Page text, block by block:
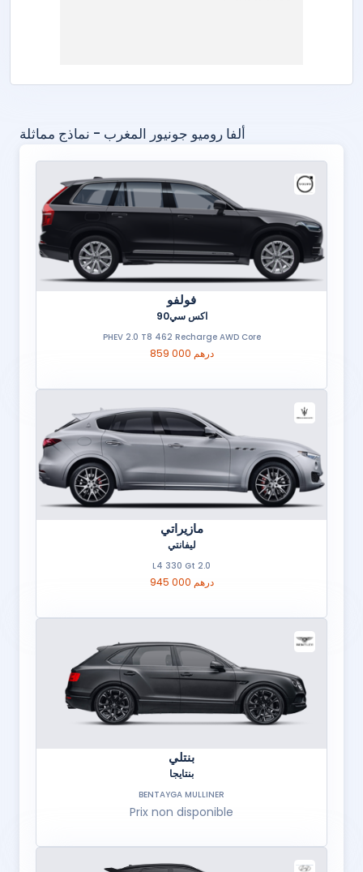
ألفا روميو جونيور المغرب - نماذج مماثلة
فولفو
اكس سي90
PHEV 2.0 T8 462 Recharge AWD Core
859 000 درهم
مازيراتي
ليفانتي
2.0 L4 330 Gt
945 000 درهم
بنتلي
بنتايجا
BENTAYGA MULLINER
Prix non disponible